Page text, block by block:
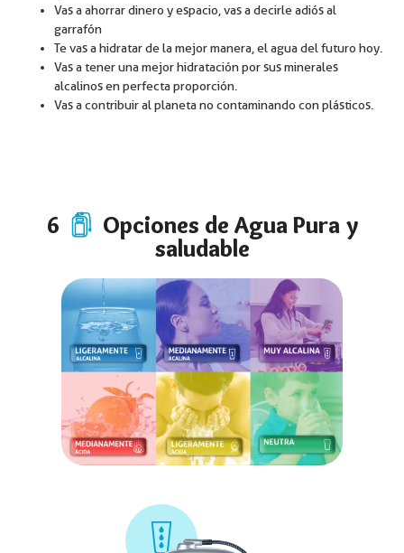
Vas a ahorrar dinero y espacio, vas a decirle adiós al
garrafón
Te vas a hidratar de la mejor manera, el agua del futuro hoy.
Vas a tener una mejor hidratación por sus minerales
alcalinos en perfecta proporción.
Vas a contribuir al planeta no contaminando con plásticos.
6
Opciones de Agua Pura y
saludable